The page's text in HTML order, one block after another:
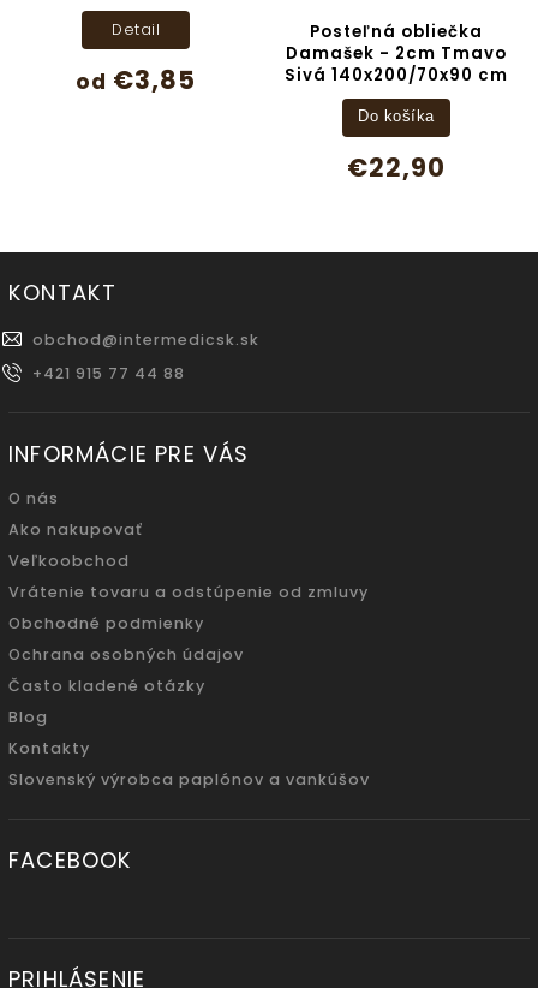
od €3,85
Detail
Posteľná obliečka
Damašek - 2cm Tmavo
Sivá 140x200/70x90 cm
€22,90
Do košíka
KONTAKT
obchod@intermedicsk.sk
+421 915 77 44 88
INFORMÁCIE PRE VÁS
O nás
Ako nakupovať
Veľkoobchod
Vrátenie tovaru a odstúpenie od zmluvy
Obchodné podmienky
Ochrana osobných údajov
Často kladené otázky
Blog
Kontakty
Slovenský výrobca paplónov a vankúšov
FACEBOOK
PRIHLÁSENIE